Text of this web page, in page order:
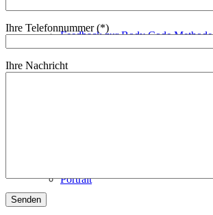
Feedback zur Body Code Methode
Portrait
Ihre Telefonnummer (*)
Ihre Nachricht